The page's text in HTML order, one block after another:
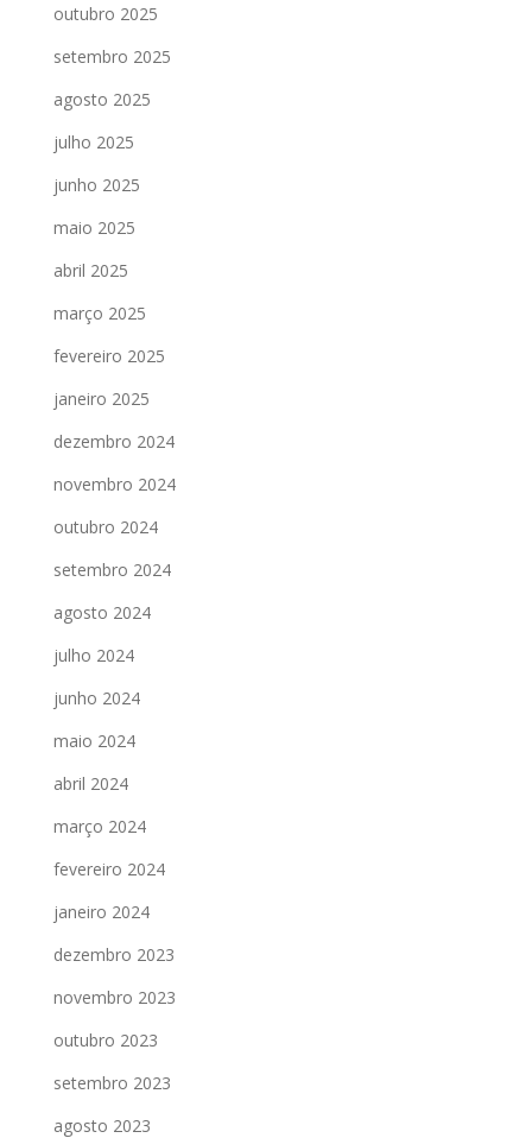
outubro 2025
setembro 2025
agosto 2025
julho 2025
junho 2025
maio 2025
abril 2025
março 2025
fevereiro 2025
janeiro 2025
dezembro 2024
novembro 2024
outubro 2024
setembro 2024
agosto 2024
julho 2024
junho 2024
maio 2024
abril 2024
março 2024
fevereiro 2024
janeiro 2024
dezembro 2023
novembro 2023
outubro 2023
setembro 2023
agosto 2023